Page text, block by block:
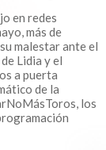
en redes
más de
malestar ante el
Lidia y el
a puerta
de la
los